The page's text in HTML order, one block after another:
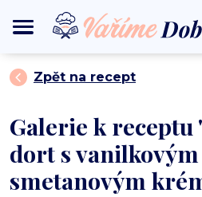
DOMŮ DEZERTY⟩ Nepečený dort
krémem
Zpět na recept
Galerie k receptu
dort s
smetanovým